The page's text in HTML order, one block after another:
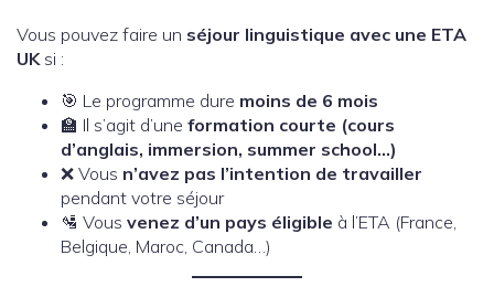
Vous pouvez faire un séjour linguistique avec une ETA
UKsi :
🎯 Le programme dure moins de 6 mois
🏫 Il s’agit d’une formation courte (cours
d’anglais, immersion, summer school…)
❌ Vous n’avez pas l’intention de travailler
pendant votre séjour
🛂 Vous venez d’un pays éligible à l’ETA (France,
Belgique, Maroc, Canada…)